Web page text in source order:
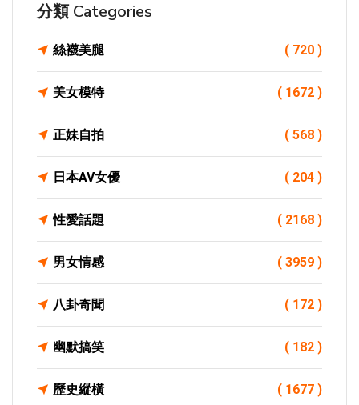
分類 Categories
絲襪美腿 ( 720 )
美女模特 ( 1672 )
正妹自拍 ( 568 )
日本AV女優 ( 204 )
性愛話題 ( 2168 )
男女情感 ( 3959 )
八卦奇聞 ( 172 )
幽默搞笑 ( 182 )
歷史縱橫 ( 1677 )